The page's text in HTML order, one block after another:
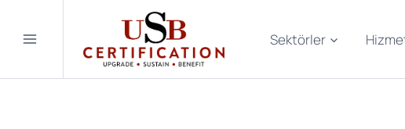
Sektörler